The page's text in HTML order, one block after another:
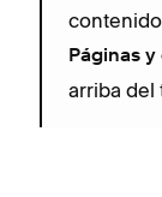
Páginas
arriba del